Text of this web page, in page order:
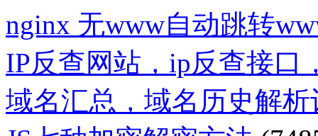
nginx 无www自动跳转
IP反查网站，ip反查接口
域名汇总，域名历史解